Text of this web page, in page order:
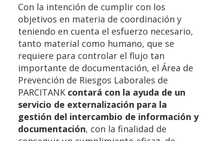
Con la intención de cumplir con los
objetivos en materia de coordinación y
teniendo en cuenta el esfuerzo necesario,
tanto material como humano, que se
requiere para controlar el flujo tan
importante de documentación, el Área de
Prevención de Riesgos Laborales de
PARCITANKcontará con la ayuda de un
servicio de externalización para la
gestión del intercambio de información y
documentación, con la finalidad de